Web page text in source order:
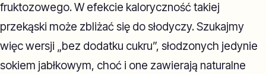
fruktozowego. W efekcie kaloryczność takiej
przekąski może zbliżać się do słodyczy. Szukajmy
więc wersji „bez dodatku cukru”, słodzonych jedynie
sokiem jabłkowym, choć i one zawierają naturalne